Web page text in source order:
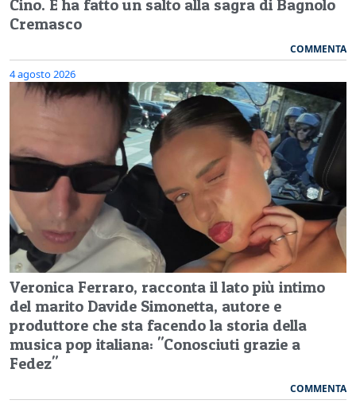
Cino. E ha fatto un salto alla sagra di Bagnolo
Cremasco
COMMENTA
4 agosto 2026
Veronica Ferraro, racconta il lato più intimo
del marito Davide Simonetta, autore e
produttore che sta facendo la storia della
musica pop italiana: "Conosciuti grazie a
Fedez"
COMMENTA